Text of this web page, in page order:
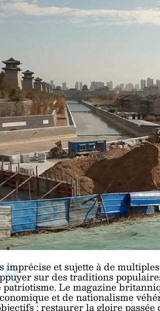
imprécise et sujette à de
sur des traditions
Le magazine
et de nationalisme
: restaurer la gloire passée